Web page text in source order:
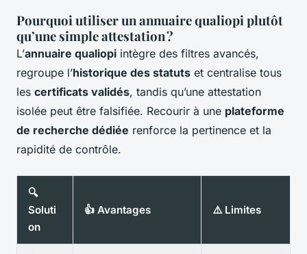
Pourquoi utiliser un annuaire qualiopi plutôt
qu’une simple attestation ?
L’annuaire qualiopi intègre des filtres avancés,
regroupe l’historique des statuts et centralise tous
les certificats validés, tandis qu’une attestation
isolée peut être falsifiée. Recourir à une plateforme
de recherche dédiée renforce la pertinence et la
rapidité de contrôle.
🔍
Soluti
on
👍 Avantages ⚠️ Limites